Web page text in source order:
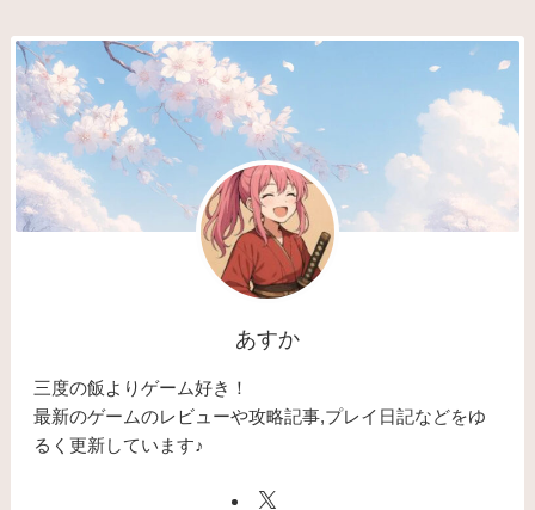
あすか
三度の飯よりゲーム好き！
最新のゲームのレビューや攻略記事,プレイ日記などをゆ
るく更新しています♪